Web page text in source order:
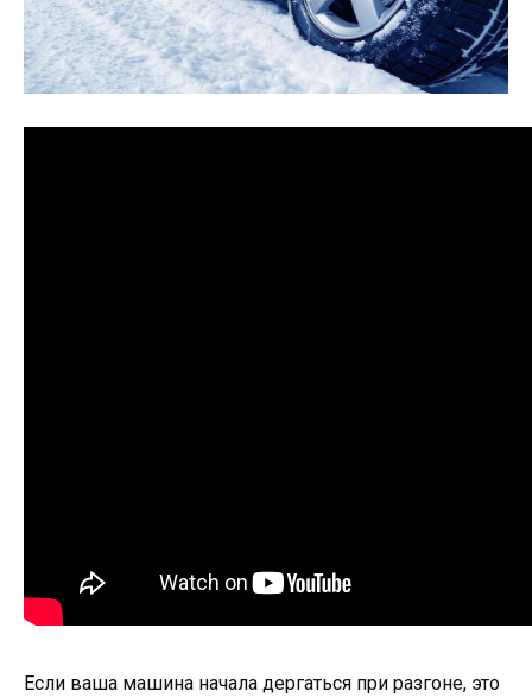
Если ваша машина начала дергаться при разгоне, это